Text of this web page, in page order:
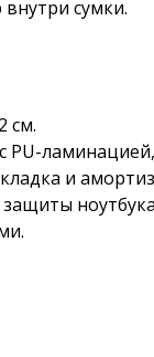
сумки.
см.
PU-
и